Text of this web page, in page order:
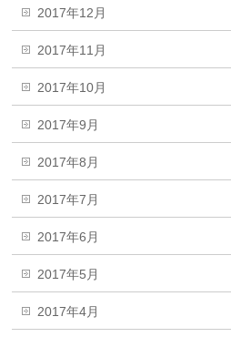
2017年12月
2017年11月
2017年10月
2017年9月
2017年8月
2017年7月
2017年6月
2017年5月
2017年4月